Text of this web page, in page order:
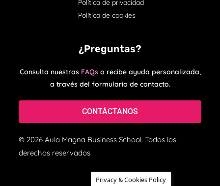
Política de privacidad
Política de cookies
¿Preguntas?
Consulta nuestras FAQs o recibe ayuda personalizada,
a través del formulario de contacto.
CONTÁCTANOS
© 2026 Aula Magna Business School. Todos los
derechos reservados.
Privacy & Cookies Policy